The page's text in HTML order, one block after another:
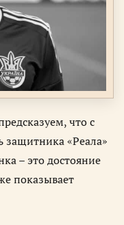
что с
защитника «Реала»
– это достояние
показывает